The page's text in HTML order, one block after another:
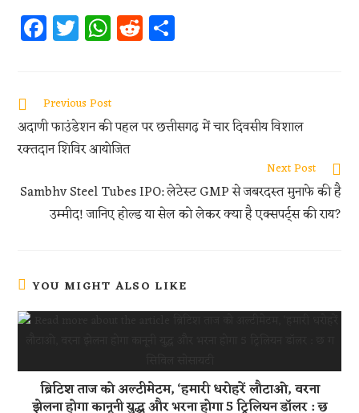
Fa
ce
oo
k
T
w
er
W
h
s
A
p
p
R
e
t
Previous Post
अदाणी फाउंडेशन की पहल पर छत्तीसगढ़ में चार दिवसीय विशाल
रक्तदान शिविर आयोजित
Next Post
Sambhv Steel Tubes IPO: लेटेस्ट GMP से जबरदस्त मुनाफे की है
उम्मीद! जानिए होल्ड या सेल को लेकर क्या है एक्सपर्ट्स की राय?
YOU MIGHT ALSO LIKE
ब्रिटिश ताज को अल्टीमेटम, ‘हमारी धरोहरें लौटाओ, वरना
झेलना होगा कानूनी युद्ध और भरना होगा 5 ट्रिलियन डॉलर : छ